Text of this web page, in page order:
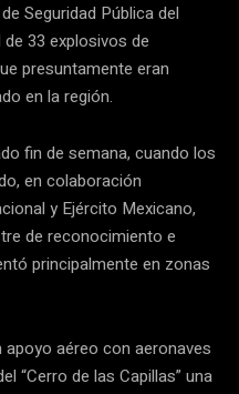
Seguridad Pública del
33 explosivos de
presuntamente eran
en la región.
fin de semana, cuando los
en colaboración
y Ejército Mexicano,
de reconocimiento e
principalmente en zonas
aéreo con aeronaves
“Cerro de las Capillas” una